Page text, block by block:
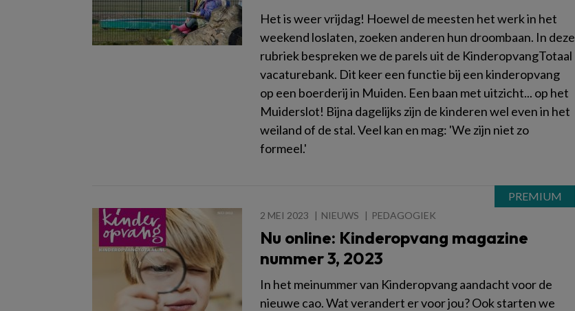
Het is weer vrijdag! Hoewel de meesten het werk in het
weekend loslaten, zoeken anderen hun droombaan. In deze
rubriek bespreken we de parels uit de KinderopvangTotaal
vacaturebank. Dit keer een functie bij een kinderopvang
op een boerderij in Muiden. Een baan met uitzicht... op het
Muiderslot! Bijna dagelijks zijn de kinderen wel even in het
weiland of de stal. Veel kan en mag: 'We zijn niet zo
formeel.'
2 MEI 2023 NIEUWS PEDAGOGIEK
Nu online: Kinderopvang magazine
nummer 3, 2023
In het meinummer van Kinderopvang aandacht voor de
nieuwe cao. Wat verandert er voor jou? Ook starten we